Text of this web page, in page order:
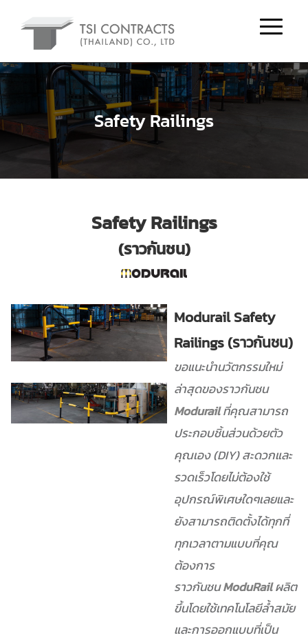
Safety Railings
Safety Railings
(ราวกันชน)
Modurail Safety
Railings (ราวกันชน)
ขอแนะนำนวัตกรรมใหม่
ล่าสุดของราวกันชน
Modurailที่คุณสามารถ
ประกอบชิ้นส่วนด้วยตัว
คุณเอง (DIY)สะดวกและ
รวดเร็วโดยไม่ต้องใช้
อุปกรณ์พิเศษใดๆเลยและ
ยังสามารถติดตั้งได้ทุกที่
ทุกเวลาตามแบบที่คุณ
ต้องการ
ราวกันชนModuRailผลิต
ขึ้นโดยใช้เทคโนโลยีล้ำสมัย
และการออกแบบที่เป็น